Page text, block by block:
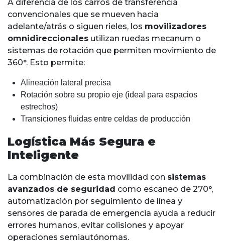
A diferencia de los carros de transferencia
convencionales que se mueven hacia
adelante/atrás o siguen rieles, los movilizadores
omnidireccionales utilizan ruedas mecanum o
sistemas de rotación que permiten movimiento de
360°. Esto permite:
Alineación lateral precisa
Rotación sobre su propio eje (ideal para espacios
estrechos)
Transiciones fluidas entre celdas de producción
Logística Más Segura e
Inteligente
La combinación de esta movilidad con sistemas
avanzados de seguridad como escaneo de 270°,
automatización por seguimiento de línea y
sensores de parada de emergencia ayuda a reducir
errores humanos, evitar colisiones y apoyar
operaciones semiautónomas.